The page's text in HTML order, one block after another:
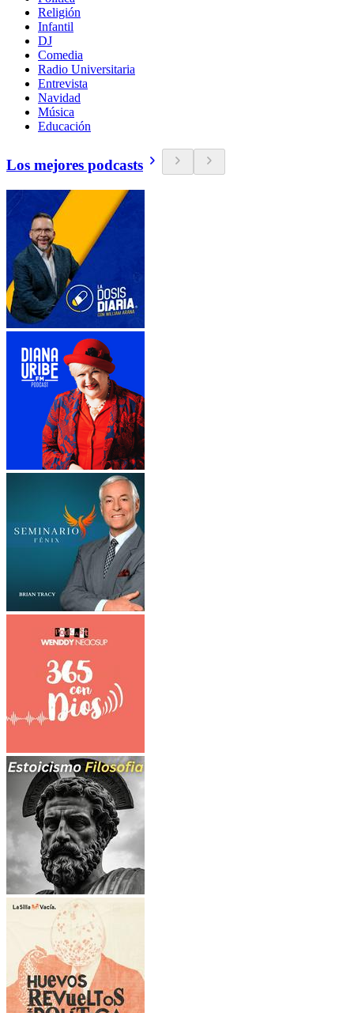
Religión
Infantil
DJ
Comedia
Radio Universitaria
Entrevista
Navidad
Música
Educación
Los mejores podcasts